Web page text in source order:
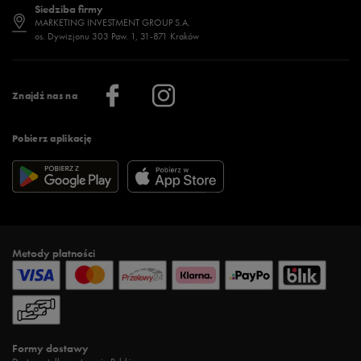
Znajdź nas na
Pobierz aplikację
Regulamin sklepu 50 style
Regulamin aplikacji 50 style
Więcej regulaminów >
Jak wybrać buty na zimę?
Więcej >
Stylizacje damskie
Sklepy stacjonarne
Klub 50 style
Praca
Informacje o firmie
Siedziba firmy
MARKETING INVESTMENT GROUP S.A.
os. Dywizjonu 303 Paw. 1, 31-871 Kraków
Metody płatności
Formy dostawy